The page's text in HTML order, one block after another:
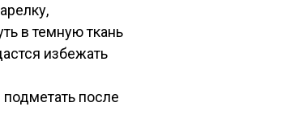
в темную ткань
избежать
после